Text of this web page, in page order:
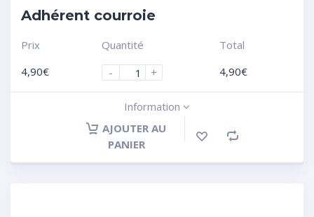
Adhérent courroie
Prix
4,90€
Quantité
-
+
Total
4,90€
Information
AJOUTER AU
PANIER